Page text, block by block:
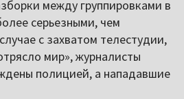
между группировками в
серьезными, чем
с захватом телестудии,
мир», журналисты
полицией, а нападавшие